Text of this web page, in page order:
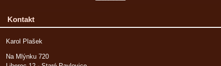
Kontakt
Karol Plašek
Na Mlýnku 720